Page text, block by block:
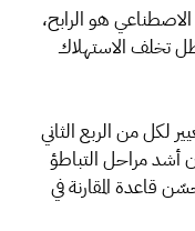
هو الرابح،
ظل تخلف الاستهلاك
لكل من الربع الثاني
بأن أشد مراحل التباطؤ
قاعدة المقارنة في